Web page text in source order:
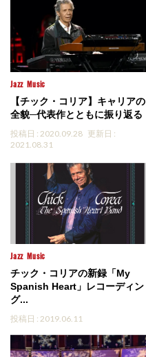
Jazz Music
【チック・コリア】キャリアの
全貌─代表作とともに振り返る
投稿日 : 2020.09.28 更新日 :
2021.08.31
Jazz Music
チック・コリアの新録「My
Spanish Heart」レコーディン
グ...
投稿日 : 2019.06.11